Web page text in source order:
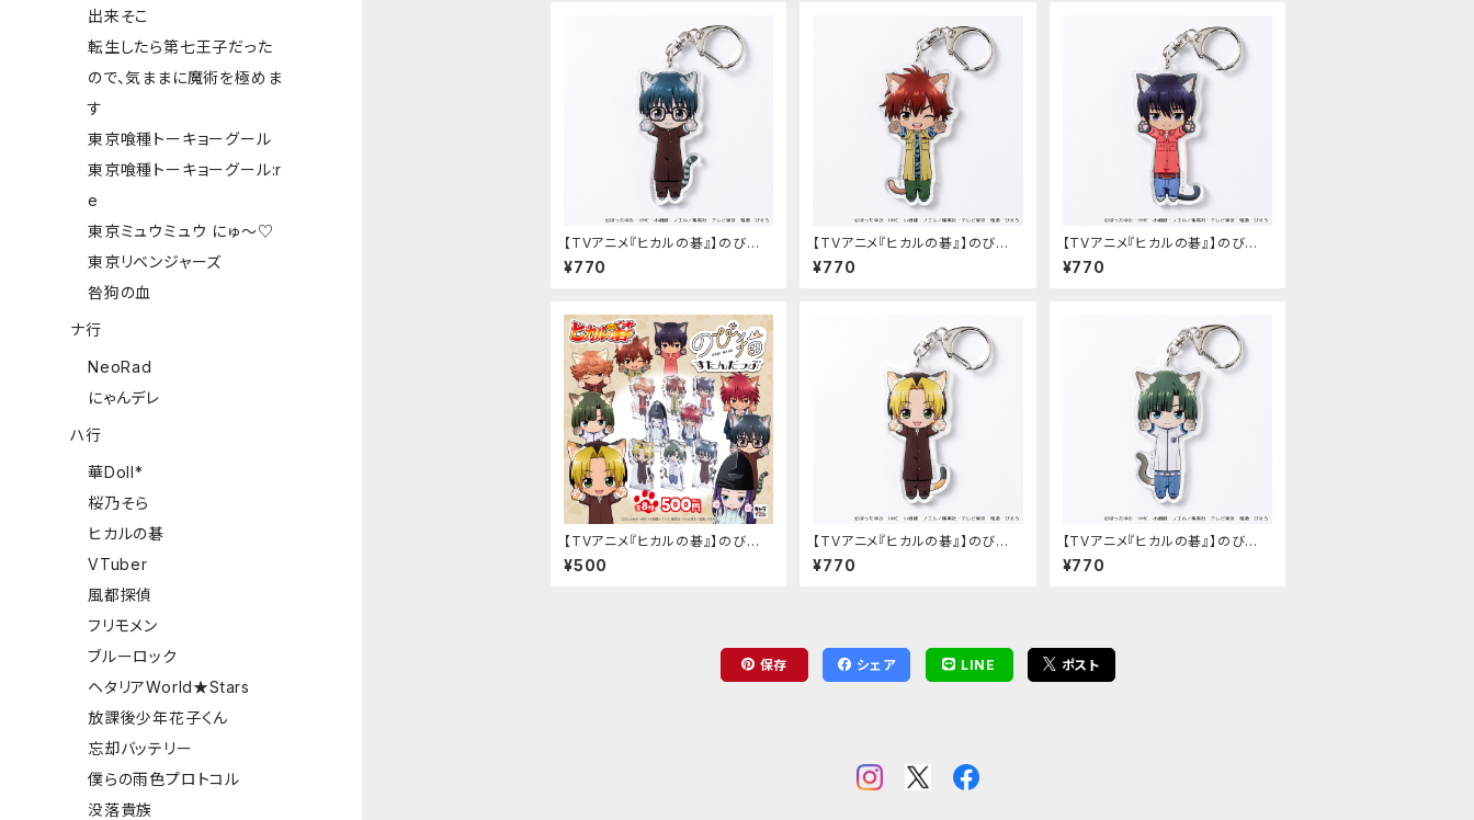
【TVアニメ『ヒカルの碁』】のび猫
アクリルキーホルダー（筒井 公宏）
¥770
【TVアニメ『ヒカルの碁』】のび猫
アクリルキーホルダー（和谷 義高）
¥770
【TVアニメ『ヒカルの碁』】のび猫
アクリルキーホルダー（伊角 慎一
郎）
¥770
【TVアニメ『ヒカルの碁』】のび猫
すたんだっぷ
¥500
【TVアニメ『ヒカルの碁』】のび猫
アクリルキーホルダー（進藤 ヒカ
ル）
¥770
【TVアニメ『ヒカルの碁』】のび猫
アクリルキーホルダー（塔矢 アキ
ラ）
¥770
保存 シェア LINE ポスト
出来そこ
転生したら第七王子だった
ので、気ままに魔術を極めま
す
東京喰種トーキョーグール
東京喰種トーキョーグール:r
e
東京ミュウミュウ にゅ～♡
東京リベンジャーズ
咎狗の血
ナ行
NeoRad
にゃんデレ
ハ行
華Doll*
桜乃そら
ヒカルの碁
VTuber
風都探偵
フリモメン
ブルーロック
ヘタリアWorld★Stars
放課後少年花子くん
忘却バッテリー
僕らの雨色プロトコル
没落貴族